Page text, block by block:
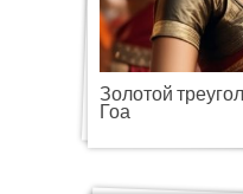
Золотой
Гоа